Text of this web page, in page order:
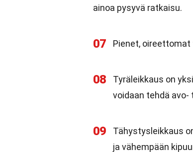
ainoa pysyvä ratkaisu.
07 Pienet,
08
Tyräleikkaus on
voidaan tehdä
09
Tähystysleikkaus
ja vähempään